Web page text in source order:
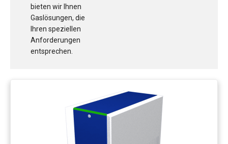
bieten wir Ihnen
Gaslösungen, die
Ihren speziellen
Anforderungen
entsprechen.